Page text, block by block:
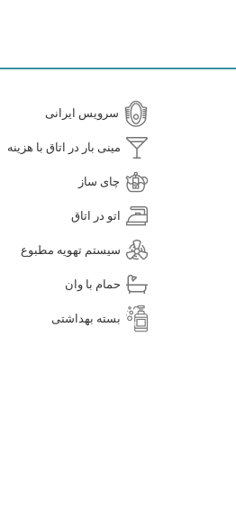
سرویس ایرانی
مینی بار در اتاق با هزینه
چای ساز
اتو در اتاق
سیستم تهویه مطبوع
حمام با وان
بسته بهداشتی